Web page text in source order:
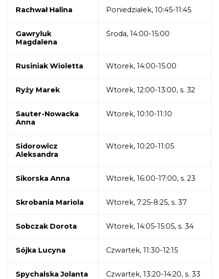
Rachwał Halina Poniedziałek, 10:45-11:45
Gawryluk
Magdalena
Środa, 14:00-15:00
Rusiniak Wioletta Wtorek, 14:00-15:00
Ryży Marek Wtorek, 12:00-13:00, s. 32
Sauter-Nowacka
Anna
Wtorek, 10:10-11:10
Sidorowicz
Aleksandra
Wtorek, 10:20-11:05
Sikorska Anna Wtorek, 16:00-17:00, s. 23
Skrobania Mariola Wtorek, 7:25-8:25, s. 37
Sobczak Dorota Wtorek, 14:05-15:05, s. 34
Sójka Lucyna Czwartek, 11:30-12:15
Spychalska Jolanta Czwartek, 13:20-14:20, s. 33